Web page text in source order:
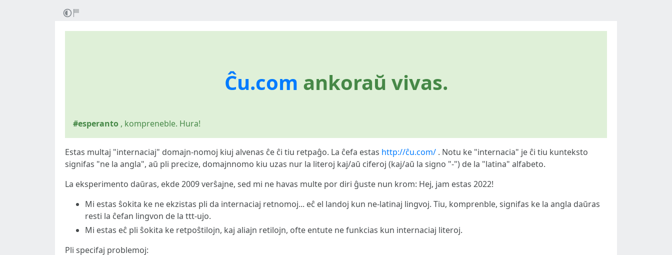
Ĉu.com ankoraŭ vivas.
#esperanto , kompreneble. Hura!
Estas multaj "internaciaj" domajn-nomoj kiuj alvenas ĉe ĉi tiu retpaĝo. La ĉefa estas http://ĉu.com/ . Notu ke "internacia" je ĉi tiu kunteksto
signifas "ne la angla", aŭ pli precize, domajnnomo kiu uzas nur la literoj kaj/aŭ ciferoj (kaj/aŭ la signo "-") de la "latina" alfabeto.
La eksperimento daŭras, ekde 2009 verŝajne, sed mi ne havas multe por diri ĝuste nun krom: Hej, jam estas 2022!
Mi estas ŝokita ke ne ekzistas pli da internaciaj retnomoj... eĉ el landoj kun ne-latinaj lingvoj. Tiu, komprenble, signifas ke la angla daŭras
resti la ĉefan lingvon de la ttt-ujo.
Mi estas eĉ pli ŝokita ke retpoŝtilojn, kaj aliajn retilojn, ofte entute ne funkcias kun internaciaj literoj.
Pli specifaj problemoj: